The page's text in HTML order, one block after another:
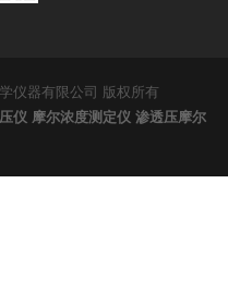
仪器有限公司 版权所有
仪 摩尔浓度测定仪 渗透压摩尔